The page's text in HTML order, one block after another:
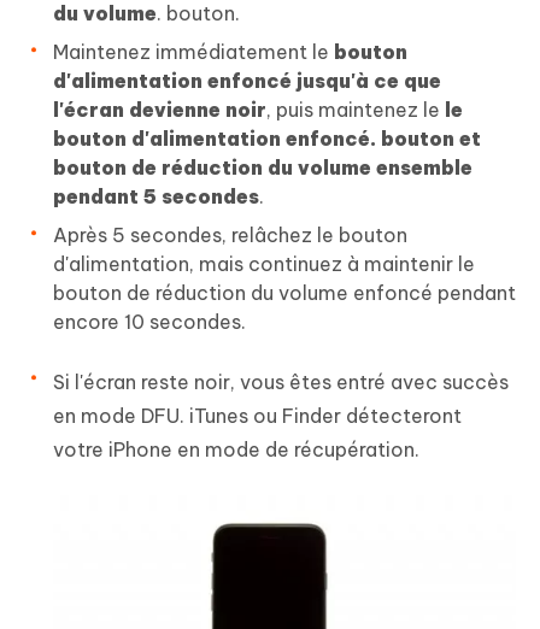
du volume. bouton.
Maintenez immédiatement le bouton
d'alimentation enfoncé jusqu'à ce que
l'écran devienne noir, puis maintenez le le
bouton d'alimentation enfoncé. bouton et
bouton de réduction du volume ensemble
pendant 5 secondes.
Après 5 secondes, relâchez le bouton
d'alimentation, mais continuez à maintenir le
bouton de réduction du volume enfoncé pendant
encore 10 secondes.
Si l'écran reste noir, vous êtes entré avec succès
en mode DFU. iTunes ou Finder détecteront
votre iPhone en mode de récupération.